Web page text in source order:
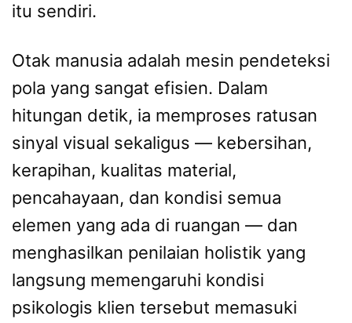
itu sendiri.
Otak manusia adalah mesin pendeteksi
pola yang sangat efisien. Dalam
hitungan detik, ia memproses ratusan
sinyal visual sekaligus — kebersihan,
kerapihan, kualitas material,
pencahayaan, dan kondisi semua
elemen yang ada di ruangan — dan
menghasilkan penilaian holistik yang
langsung memengaruhi kondisi
psikologis klien tersebut memasuki